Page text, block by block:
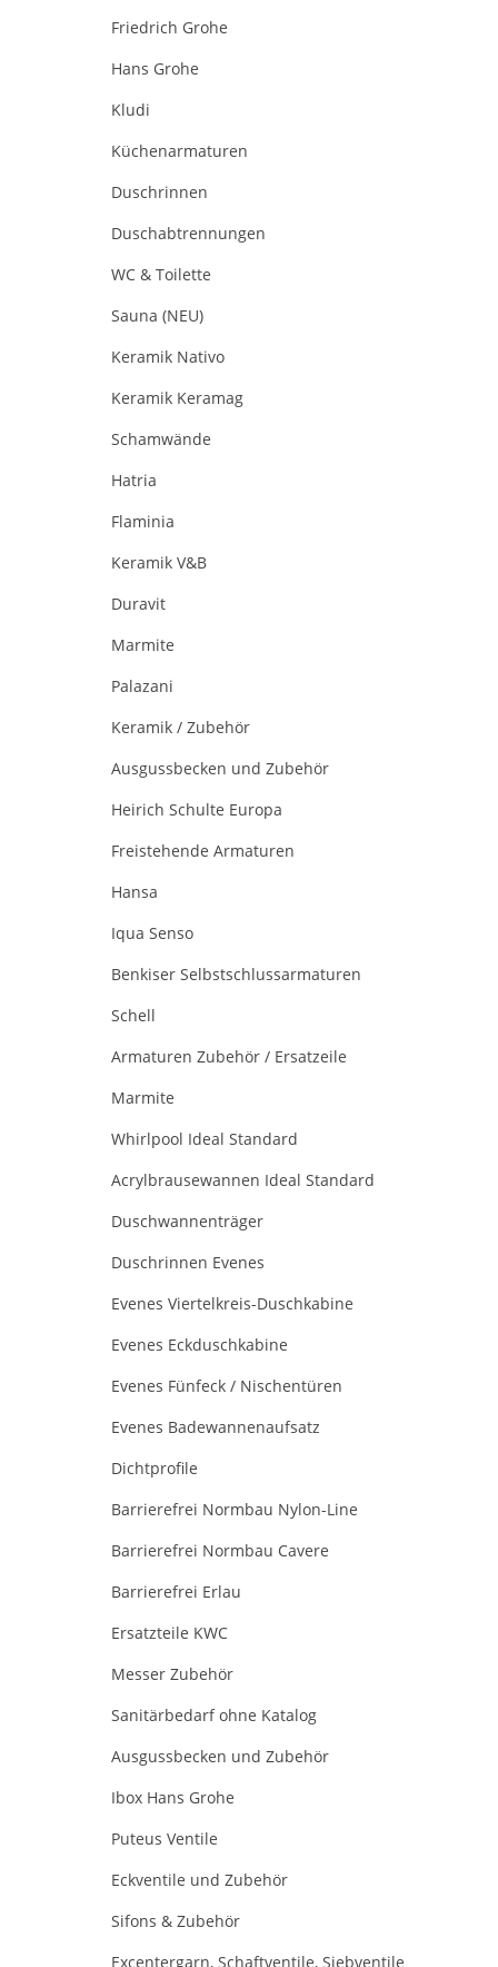
Friedrich Grohe
Hans Grohe
Kludi
Küchenarmaturen
Duschrinnen
Duschabtrennungen
WC & Toilette
Sauna (NEU)
Keramik Nativo
Keramik Keramag
Schamwände
Hatria
Flaminia
Keramik V&B
Duravit
Marmite
Palazani
Keramik / Zubehör
Ausgussbecken und Zubehör
Heirich Schulte Europa
Freistehende Armaturen
Hansa
Iqua Senso
Benkiser Selbstschlussarmaturen
Schell
Armaturen Zubehör / Ersatzeile
Marmite
Whirlpool Ideal Standard
Acrylbrausewannen Ideal Standard
Duschwannenträger
Duschrinnen Evenes
Evenes Viertelkreis-Duschkabine
Evenes Eckduschkabine
Evenes Fünfeck / Nischentüren
Evenes Badewannenaufsatz
Dichtprofile
Barrierefrei Normbau Nylon-Line
Barrierefrei Normbau Cavere
Barrierefrei Erlau
Ersatzteile KWC
Messer Zubehör
Sanitärbedarf ohne Katalog
Ausgussbecken und Zubehör
Ibox Hans Grohe
Puteus Ventile
Eckventile und Zubehör
Sifons & Zubehör
Excentergarn, Schaftventile, Siebventile